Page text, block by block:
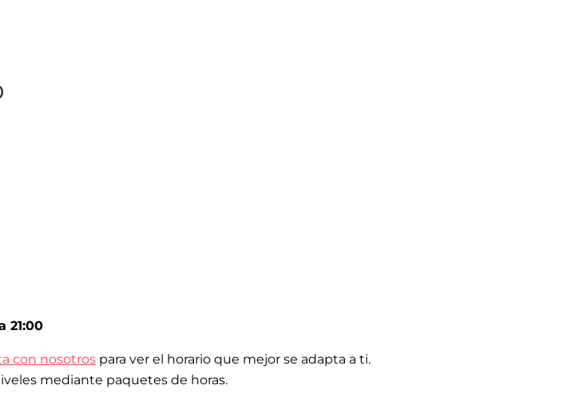
21:00
con nosotros para ver el horario que mejor se adapta a ti.
mediante paquetes de horas.